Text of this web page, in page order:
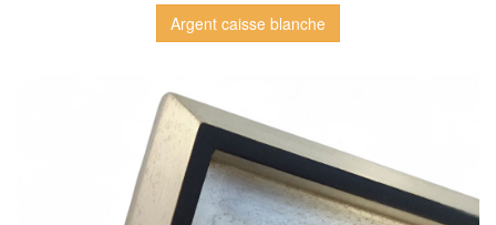
Argent caisse blanche